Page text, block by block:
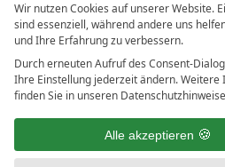
Wir nutzen Cookies auf unserer Website.
sind essenziell, während andere uns
und Ihre Erfahrung zu verbessern.
Durch erneuten Aufruf des Consent-
Ihre Einstellung jederzeit ändern.
finden Sie in unseren
Alle akzeptieren
Anfragen dieser Art bitte
entsprechenden Hotels
Anfragen für Hoteliers &
office@familienhotels.de